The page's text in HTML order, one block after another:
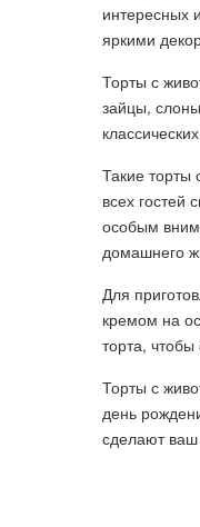
интересных
яркими
Торты с
зайцы,
Такие торты
всех
особым
домашнего
Для
кремом на
торта,
Торты с
день
сделают